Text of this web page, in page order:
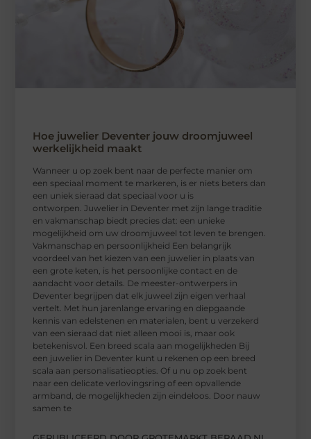
Hoe juwelier Deventer jouw droomjuweel
werkelijkheid maakt
Wanneer u op zoek bent naar de perfecte manier om
een speciaal moment te markeren, is er niets beters dan
een uniek sieraad dat speciaal voor u is
ontworpen. Juwelier in Deventer met zijn lange traditie
en vakmanschap biedt precies dat: een unieke
mogelijkheid om uw droomjuweel tot leven te brengen.
Vakmanschap en persoonlijkheid Een belangrijk
voordeel van het kiezen van een juwelier in plaats van
een grote keten, is het persoonlijke contact en de
aandacht voor details. De meester-ontwerpers in
Deventer begrijpen dat elk juweel zijn eigen verhaal
vertelt. Met hun jarenlange ervaring en diepgaande
kennis van edelstenen en materialen, bent u verzekerd
van een sieraad dat niet alleen mooi is, maar ook
betekenisvol. Een breed scala aan mogelijkheden Bij
een juwelier in Deventer kunt u rekenen op een breed
scala aan personalisatieopties. Of u nu op zoek bent
naar een delicate verlovingsring of een opvallende
armband, de mogelijkheden zijn eindeloos. Door nauw
samen te